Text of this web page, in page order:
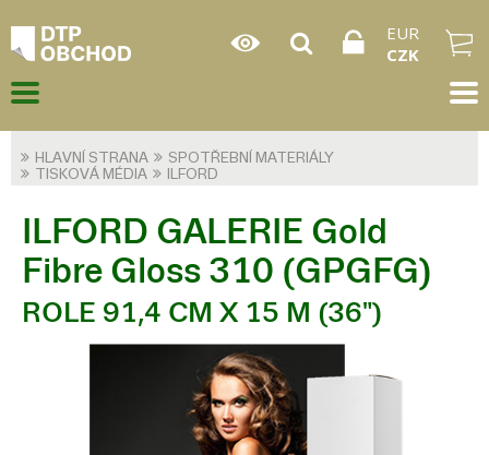
EUR
CZK
HLAVNÍ STRANA
SPOTŘEBNÍ MATERIÁLY
TISKOVÁ MÉDIA
ILFORD
ILFORD GALERIE Gold
Fibre Gloss 310 (GPGFG)
ROLE 91,4 CM X 15 M (36")